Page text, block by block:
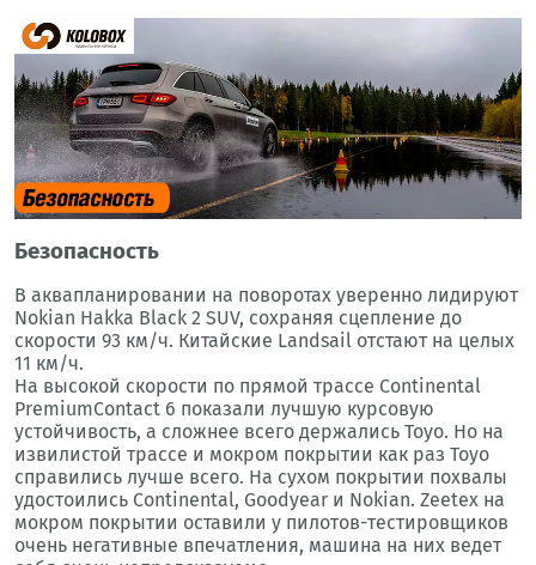
Безопасность
В аквапланировании на поворотах уверенно лидируют
Nokian Hakka Black 2 SUV, сохраняя сцепление до
скорости 93 км/ч. Китайские Landsail отстают на целых
11 км/ч.
На высокой скорости по прямой трассе Continental
PremiumContact 6 показали лучшую курсовую
устойчивость, а сложнее всего держались Toyo. Но на
извилистой трассе и мокром покрытии как раз Toyo
справились лучше всего. На сухом покрытии похвалы
удостоились Continental, Goodyear и Nokian. Zeetex на
мокром покрытии оставили у пилотов-тестировщиков
очень негативные впечатления, машина на них ведет